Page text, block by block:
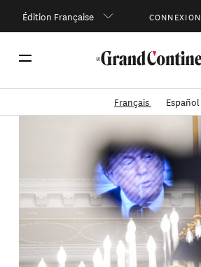
Édition Française CONNEXION
Français Español